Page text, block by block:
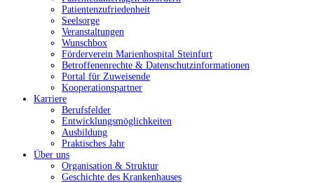
Patientenzufriedenheit
Seelsorge
Veranstaltungen
Wunschbox
Förderverein Marienhospital Steinfurt
Betroffenenrechte & Datenschutzinformationen
Portal für Zuweisende
Kooperationspartner
Karriere
Berufsfelder
Entwicklungsmöglichkeiten
Ausbildung
Praktisches Jahr
Über uns
Organisation & Struktur
Geschichte des Krankenhauses